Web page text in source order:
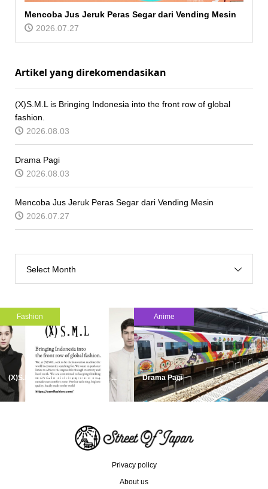
Mencoba Jus Jeruk Peras Segar dari Vending Mesin
2026.07.27
Artikel yang direkomendasikan
(X)S.M.L is Bringing Indonesia into the front row of global
fashion.
2026.08.03
Drama Pagi
2026.08.03
Mencoba Jus Jeruk Peras Segar dari Vending Mesin
2026.07.27
Select Month
Fashion
(X)S.M.L is Bringing Indonesia ...
Anime
Drama Pagi
Privacy policy
About us